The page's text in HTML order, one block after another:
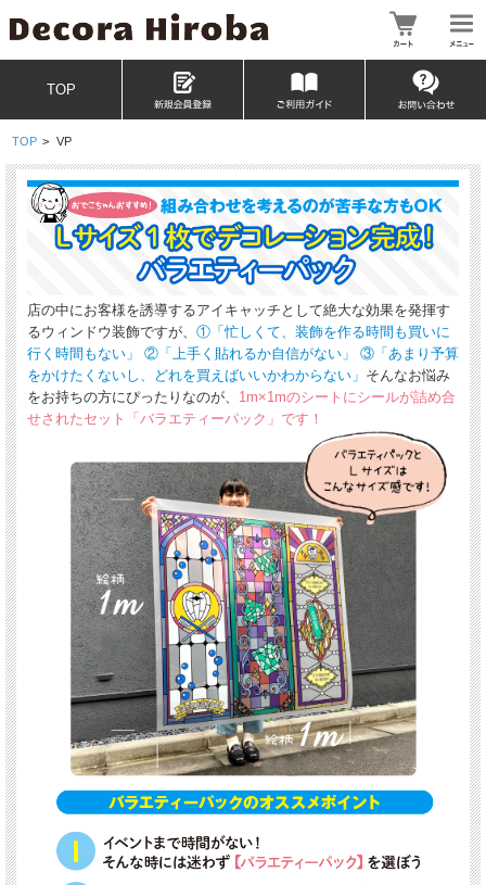
TOP
TOP > VP
店の中にお客様を誘導するアイキャッチとして絶大な効果を発揮す
るウィンドウ装飾ですが、 ①「忙しくて、装飾を作る時間も買いに
行く時間もない」 ②「上手く貼れるか自信がない」 ③「あまり予算
をかけたくないし、どれを買えばいいかわからない」 そんなお悩み
をお持ちの方にぴったりなのが、 1m×1mのシートにシールが詰め合
せされたセット「バラエティーパック」です！